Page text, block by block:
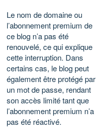
Le nom de domaine ou
l’abonnement premium de
ce blog n’a pas été
renouvelé, ce qui explique
cette interruption. Dans
certains cas, le blog peut
également être protégé par
un mot de passe, rendant
son accès limité tant que
l’abonnement premium n’a
pas été réactivé.